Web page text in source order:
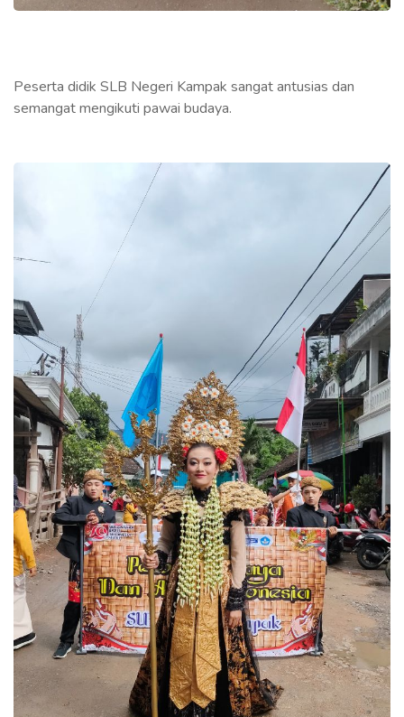
Peserta didik SLB Negeri Kampak sangat antusias dan
semangat mengikuti pawai budaya.